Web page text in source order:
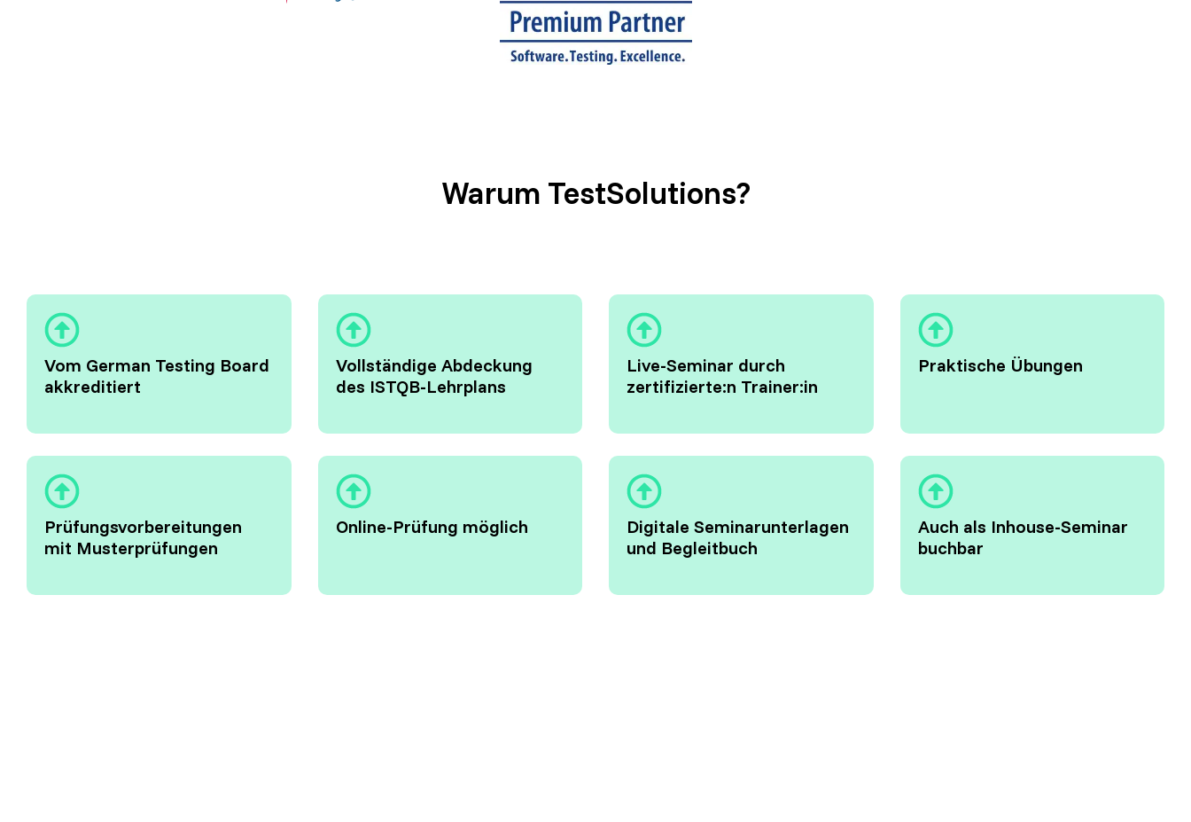
Warum TestSolutions?
Vom German Testing Board
akkreditiert
Vollständige Abdeckung
des ISTQB-Lehrplans
Live-Seminar durch
zertifizierte:n Trainer:in
Praktische Übungen
Prüfungsvorbereitungen
mit Musterprüfungen
Online-Prüfung möglich
Digitale Seminarunterlagen
und Begleitbuch
Auch als Inhouse-Seminar
buchbar